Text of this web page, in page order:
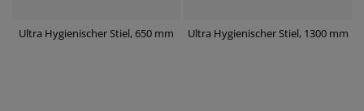
Ultra Hygienischer Stiel, 650 mm Ultra Hygienischer Stiel, 1300 mm